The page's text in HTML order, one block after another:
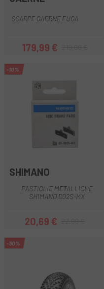
SCARPE GAERNE FUGA
Prezzo
179,99 €Prezzo base
-10%
SHIMANO
PASTIGLIE METALLICHE
SHIMANO D02S-MX
Prezzo
20,69 €Prezzo base
-30%